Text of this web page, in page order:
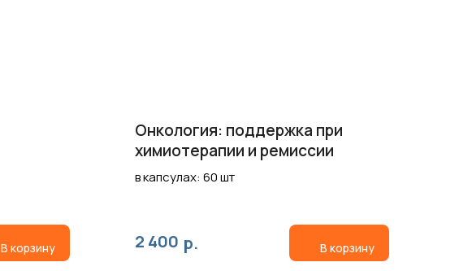
В корзину
Онкология: поддержка при
химиотерапии и ремиссии
в капсулах: 60 шт
2 400 р. В корзину